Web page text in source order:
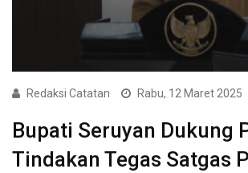
Redaksi Catatan Rabu, 12 Maret 2025
Bupati Seruyan Dukung
Tindakan Tegas Satgas